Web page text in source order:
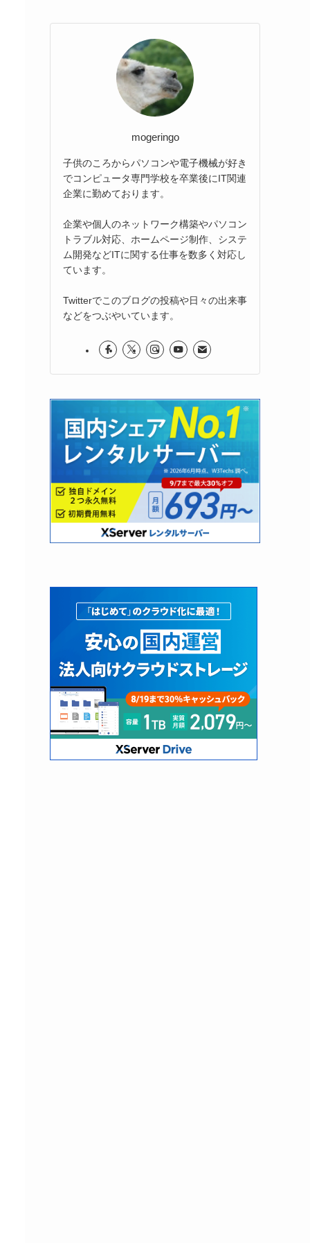
mogeringo
子供のころからパソコンや電子機械が好き
でコンピュータ専門学校を卒業後にIT関連
企業に勤めております。
企業や個人のネットワーク構築やパソコン
トラブル対応、ホームページ制作、システ
ム開発などITに関する仕事を数多く対応し
ています。
Twitterでこのブログの投稿や日々の出来事
などをつぶやいています。